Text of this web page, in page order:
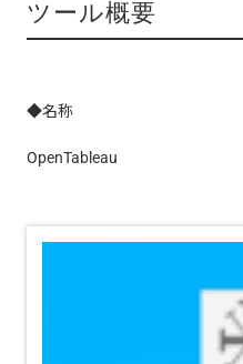
ツール概要
◆名称
OpenTableau